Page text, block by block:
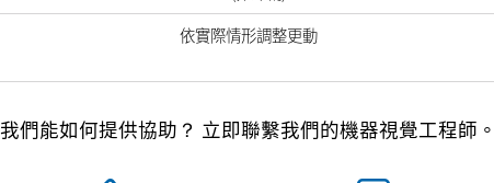
依實際情形調整更動
我們能如何提供協助？ 立即聯繫我們的機器視覺工程師